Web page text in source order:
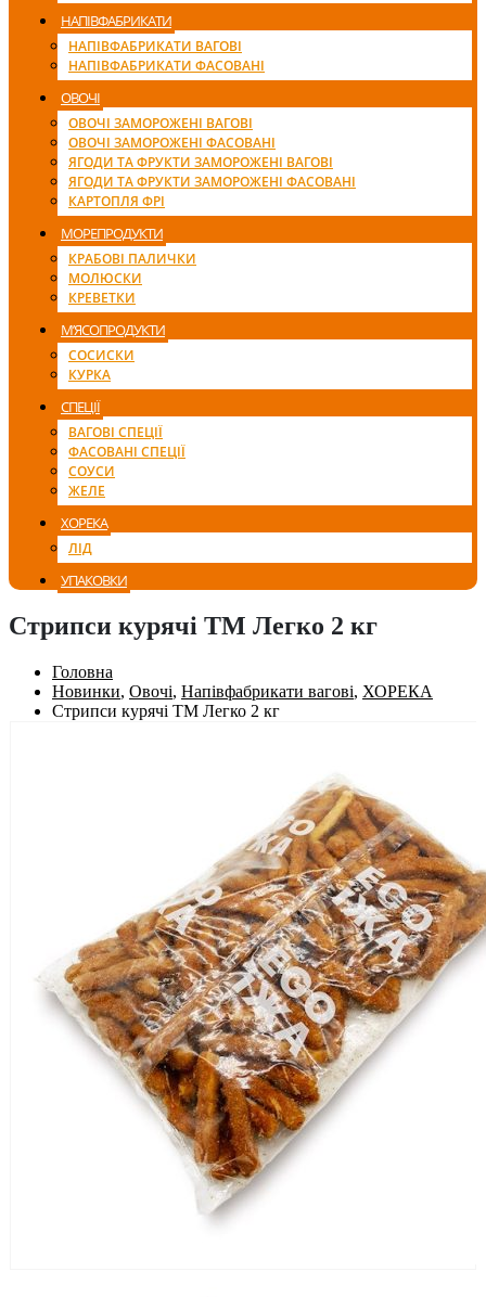
НАПІВФАБРИКАТИ
НАПІВФАБРИКАТИ ВАГОВІ
НАПІВФАБРИКАТИ ФАСОВАНІ
ОВОЧІ
ОВОЧІ ЗАМОРОЖЕНІ ВАГОВІ
ОВОЧІ ЗАМОРОЖЕНІ ФАСОВАНІ
ЯГОДИ ТА ФРУКТИ ЗАМОРОЖЕНІ ВАГОВІ
ЯГОДИ ТА ФРУКТИ ЗАМОРОЖЕНІ ФАСОВАНІ
КАРТОПЛЯ ФРІ
МОРЕПРОДУКТИ
КРАБОВІ ПАЛИЧКИ
МОЛЮСКИ
КРЕВЕТКИ
М’ЯСОПРОДУКТИ
СОСИСКИ
КУРКА
СПЕЦІЇ
ВАГОВІ СПЕЦІЇ
ФАСОВАНІ СПЕЦІЇ
СОУСИ
ЖЕЛЕ
ХОРЕКА
ЛІД
УПАКОВКИ
Стрипси курячі ТМ Легко 2 кг
Головна
Новинки, Овочі, Напівфабрикати вагові, ХОРЕКА
Стрипси курячі ТМ Легко 2 кг